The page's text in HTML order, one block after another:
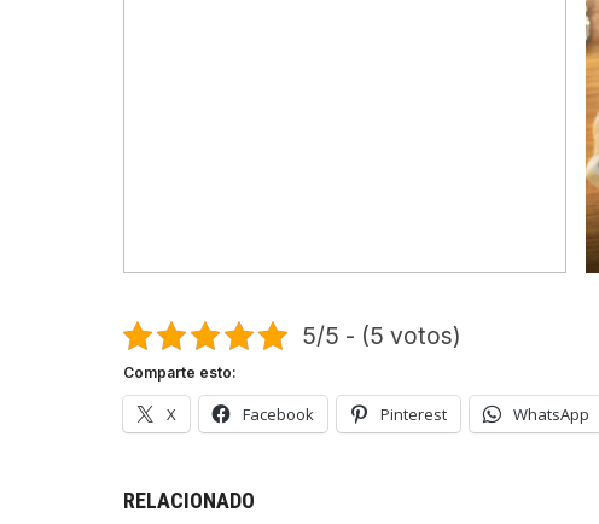
5/5 - (5 votos)
Comparte esto:
X Facebook Pinterest WhatsApp
RELACIONADO